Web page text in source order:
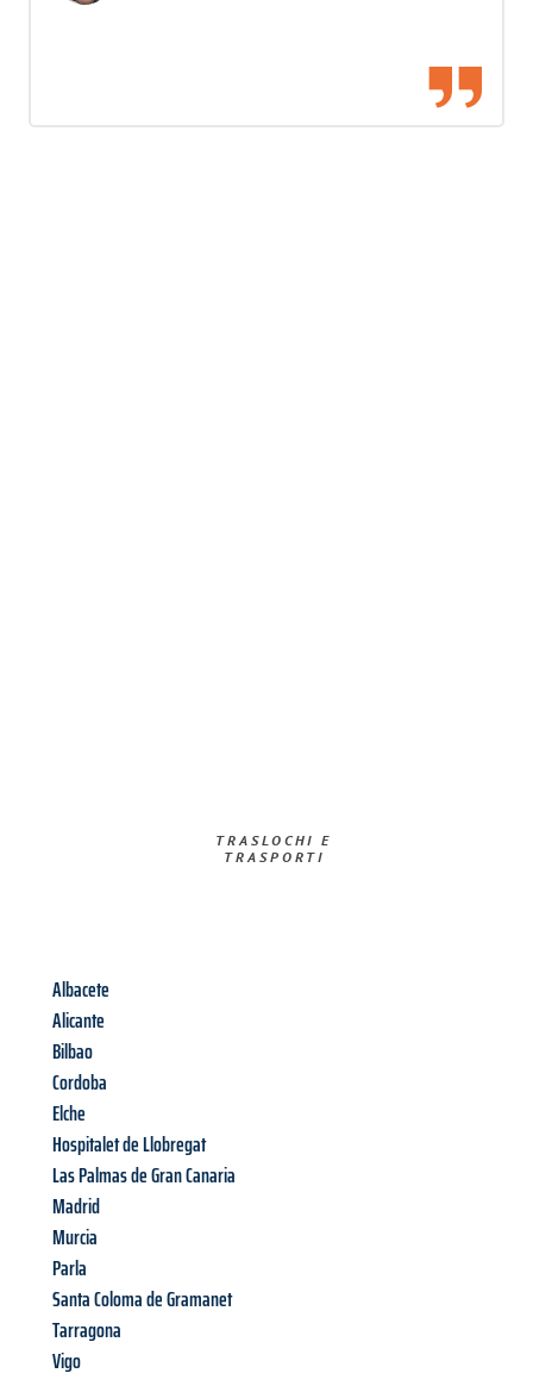
TRASLOCHI E
TRASPORTI​
Albacete
Alicante
Bilbao
Cordoba
Elche
Hospitalet de Llobregat
Las Palmas de Gran Canaria
Madrid
Murcia
Parla
Santa Coloma de Gramanet
Tarragona
Vigo